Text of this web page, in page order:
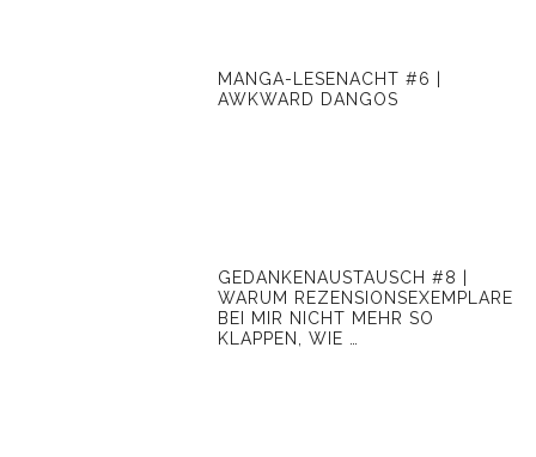
MANGA-LESENACHT #6 |
AWKWARD DANGOS
GEDANKENAUSTAUSCH #8 |
WARUM REZENSIONSEXEMPLARE
BEI MIR NICHT MEHR SO
KLAPPEN, WIE …